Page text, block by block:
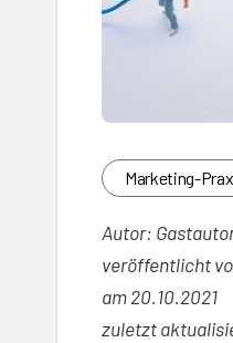
Marketing-
Autor:
veröffentlicht
am20.10.2021
zuletzt